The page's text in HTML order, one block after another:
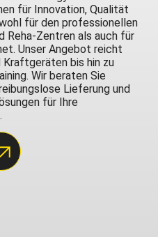
für Innovation, Qualität
für den professionellen
Reha-Zentren als auch für
Unser Angebot reicht
Kraftgeräten bis hin zu
Wir beraten Sie
Lieferung und
für Ihre